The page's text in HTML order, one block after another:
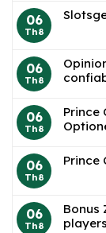
06
Th8
06
Th8
06
Th8
Prince
06
Th8
Prince
06
Th8
Bonus
players